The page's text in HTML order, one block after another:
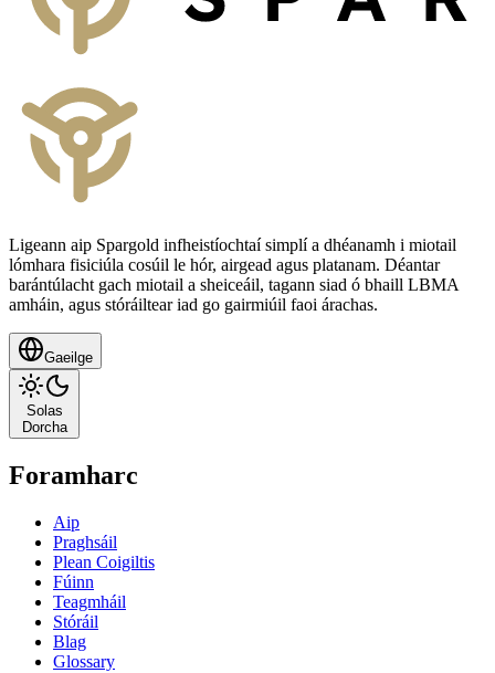
Ligeann aip Spargold infheistíochtaí simplí a dhéanamh i miotail
lómhara fisiciúla cosúil le hór, airgead agus platanam. Déantar
barántúlacht gach miotail a sheiceáil, tagann siad ó bhaill LBMA
amháin, agus stóráiltear iad go gairmiúil faoi árachas.
Gaeilge
Solas
Dorcha
Foramharc
Aip
Praghsáil
Plean Coigiltis
Fúinn
Teagmháil
Stóráil
Blag
Glossary